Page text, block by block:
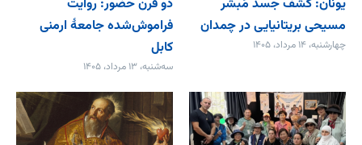
یونان: کشف جسد مُبشر
مسیحی بریتانیایی در چمدان
چهارشنبه، ۱۴ مرداد، ۱۴۰۵
دو قرن حضور: روایت
فراموش‌شده جامعۀ ارمنی
کابل
سه‌شنبه، ۱۳ مرداد، ۱۴۰۵